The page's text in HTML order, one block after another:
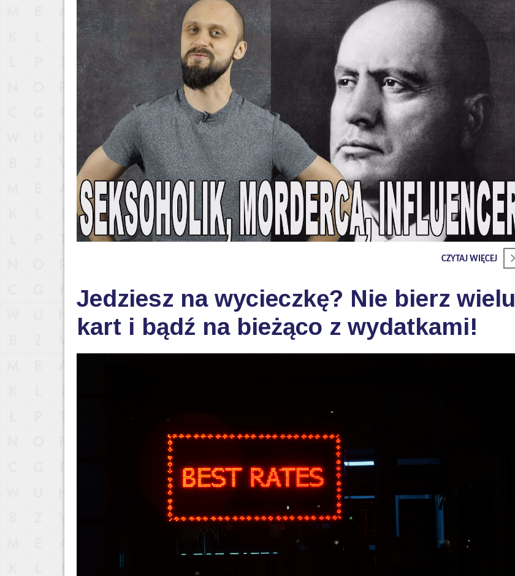
CZYTAJ WIĘCEJ
Jedziesz na wycieczkę? Nie bierz wielu
kart i bądź na bieżąco z wydatkami!